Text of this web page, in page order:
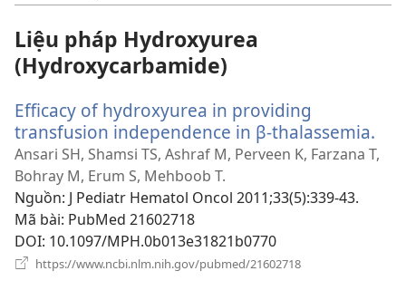
Liệu pháp Hydroxyurea
(Hydroxycarbamide)
Efficacy of hydroxyurea in providing
transfusion independence in β-thalassemia.
cửa
Ansari SH, Shamsi TS, Ashraf M, Perveen K, Farzana T,
Bohray M, Erum S, Mehboob T.
Nguồn‎: J Pediatr Hematol Oncol 2011;33(5):339-43.
Mã bài‎: PubMed 21602718
DOI‎: 10.1097/MPH.0b013e31821b0770
https://www.ncbi.nlm.nih.gov/pubmed/21602718